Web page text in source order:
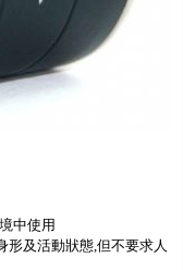
中使用
形及活動狀態,但不要求人